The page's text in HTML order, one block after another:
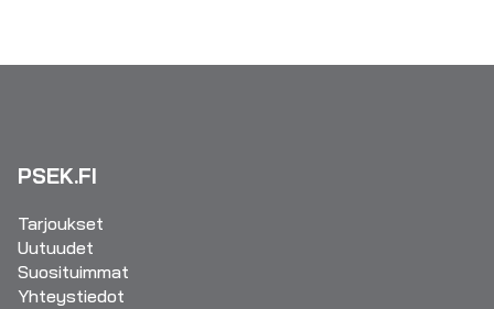
PSEK.FI
Tarjoukset
Uutuudet
Suosituimmat
Yhteystiedot